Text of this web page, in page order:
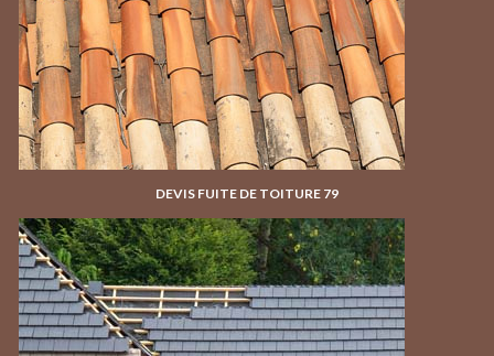
DEVIS FUITE DE TOITURE 79